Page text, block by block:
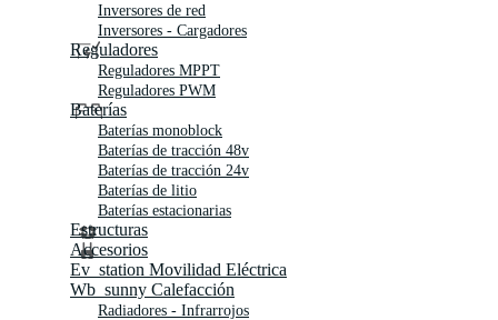
Inversores de red
Inversores - Cargadores
Reguladores
Reguladores MPPT
Reguladores PWM
Baterías
Baterías monoblock
Baterías de tracción 48v
Baterías de tracción 24v
Baterías de litio
Baterías estacionarias
Estructuras
Accesorios
Ev_station Movilidad Eléctrica
Wb_sunny Calefacción
Radiadores - Infrarrojos